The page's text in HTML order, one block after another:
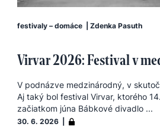
festivaly – domáce Zdenka Pasuth
Virvar 2026: Festival v
V podnázve medzinárodný, v
Aj taký bol festival Virvar, ktorého
začiatkom júna Bábkové divadlo ...
30. 6. 2026 |